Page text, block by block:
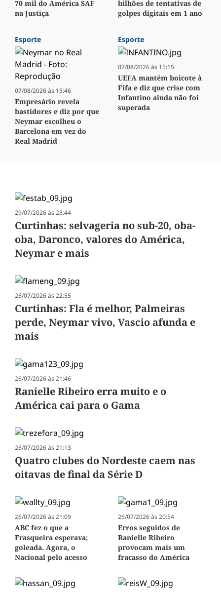
70 mil do América SAF
na Justiça
bilhões de tentativas de
golpes digitais em 1 ano
Esporte
07/08/2026 às 15:46
Empresário revela
bastidores e diz por que
Neymar escolheu o
Barcelona em vez do
Real Madrid
Esporte
07/08/2026 às 15:15
UEFA mantém boicote à
Fifa e diz que crise com
Infantino ainda não foi
superada
29/07/2026 às 23:44
Curtinhas: selvageria no sub-20, oba-
oba, Daronco, valores do América,
Neymar e mais
26/07/2026 às 22:55
Curtinhas: Fla é melhor, Palmeiras
perde, Neymar vivo, Vascio afunda e
mais
26/07/2026 às 21:46
Ranielle Ribeiro erra muito e o
América cai para o Gama
26/07/2026 às 21:13
Quatro clubes do Nordeste caem nas
oitavas de final da Série D
26/07/2026 às 21:09
ABC fez o que a
Frasqueira esperava;
goleada. Agora, o
Nacional pelo acesso
26/07/2026 às 20:54
Erros seguidos de
Ranielle Ribeiro
provocam mais um
fracasso do América